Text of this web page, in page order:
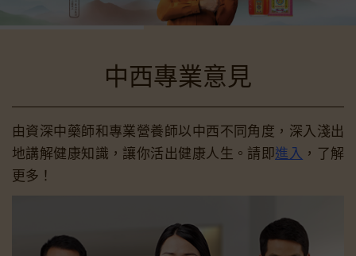
中西專業意見
由資深中藥師和專業營養師以中西不同角度，深入淺出
地講解健康知識，讓你活出健康人生。請即進入 ，了解
更多！